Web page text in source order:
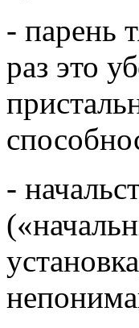
- парень
раз это
-